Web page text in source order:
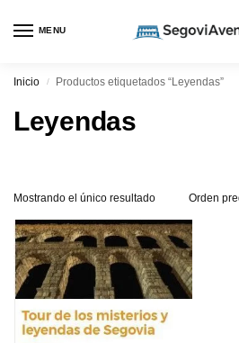
MENU
Inicio / Productos etiquetados “Leyendas”
Leyendas
Mostrando el único resultado